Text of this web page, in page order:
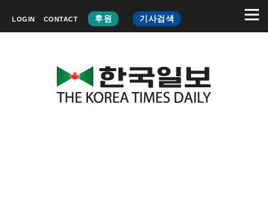
LOGIN CONTACT 후원 기사검색